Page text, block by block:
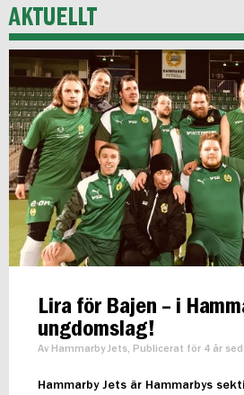
AKTUELLT
Lira för Bajen – i
ungdomslag!
Av Hammarby Jets, Publicerat för 4 år
Hammarby Jets är Hammarbys